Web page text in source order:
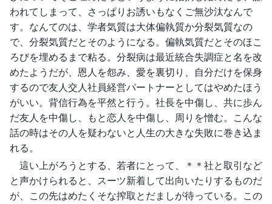
われてしまって、さっぱりお誘いもなくご無沙汰なんで
す。なんてのは、学者気質は大体偏執質か分裂気質なの
で、分裂気質だとそのようになる。偏執気質だとそのほこ
ろびを埋めるまで粘る。分裂病は最近統合失調症と名を改
めたようだが、恩人を怨み、愛を裏切り、自分だけを保身
するので友人交人社員経営パートナーとしてはやめたほう
がいい。背信行為を平然と行う。社長を中傷し、共に歩ん
だ友人を中傷し、もと恋人を中傷し、周りを憎む。こんな
話の時はその人を疑わないと人生の大きな失敗に巻き込ま
れる。
這い上がろうとする、若者にとって、＊＊社と取引など
と声かけられると、スーツ新着して出向いたりするものだ
が、この先はめたくそな搾取とだましが待っている。この